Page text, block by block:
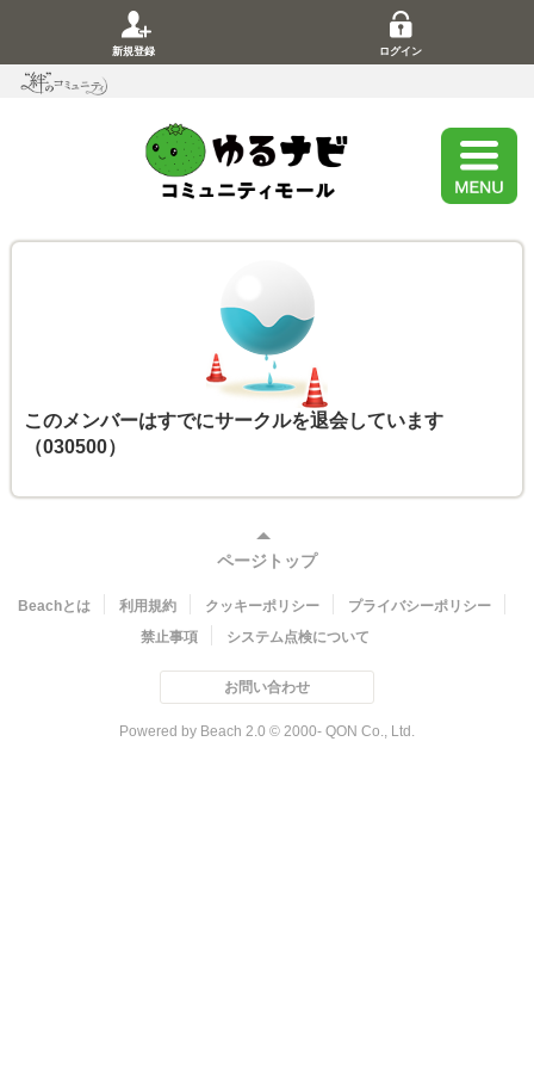
新規登録 ログイン
このメンバーはすでにサークルを退会しています
（030500）
ページトップ
Beachとは 利用規約 クッキーポリシー
プライバシーポリシー
禁止事項
システム点検について
お問い合わせ
Powered by Beach 2.0 © 2000- QON Co., Ltd.